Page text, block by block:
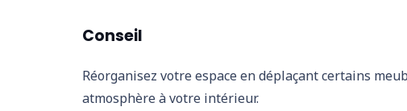
Conseil
Réorganisez votre espace en déplaçant certains
atmosphère à votre intérieur.